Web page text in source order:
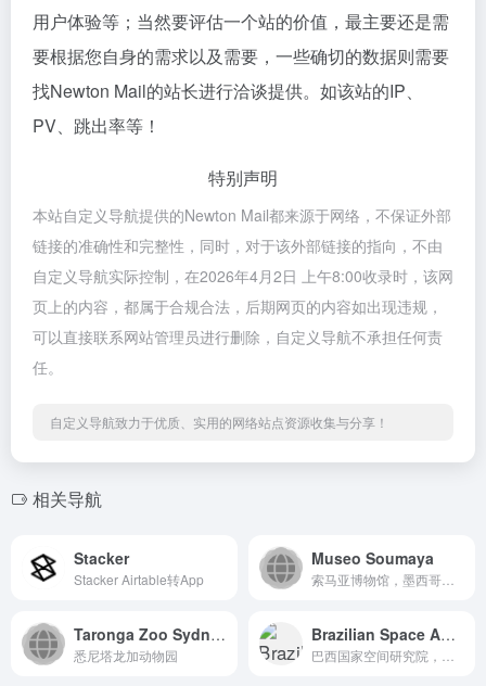
用户体验等；当然要评估一个站的价值，最主要还是需
要根据您自身的需求以及需要，一些确切的数据则需要
找Newton Mail的站长进行洽谈提供。如该站的IP、
PV、跳出率等！
特别声明
本站自定义导航提供的Newton Mail都来源于网络，不保证外部
链接的准确性和完整性，同时，对于该外部链接的指向，不由
自定义导航实际控制，在2026年4月2日 上午8:00收录时，该网
页上的内容，都属于合规合法，后期网页的内容如出现违规，
可以直接联系网站管理员进行删除，自定义导航不承担任何责
任。
自定义导航致力于优质、实用的网络站点资源收集与分享！
相关导航
Stacker
Stacker Airtable转App
Museo Soumaya
Taronga Zoo Sydney
悉尼塔龙加动物园
Brazilian Space Agency